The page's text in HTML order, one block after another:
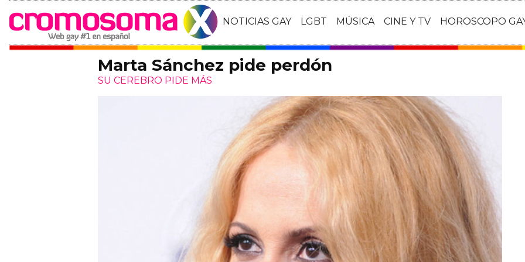
NOTICIAS GAY LGBT MÚSICA CINE Y TV HOROSCOPO
Marta Sánchez pide perdón
SU CEREBRO PIDE MÁS